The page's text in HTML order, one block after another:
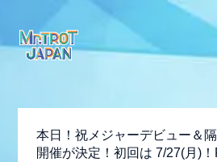
NEWS
SCHEDULE
本日！祝メジャーデビュー＆
開催が決定！初回は 7/27(月)